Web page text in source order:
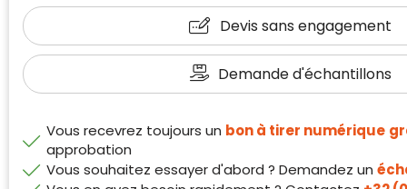
Devis sans engagement
Demande d'échantillons
Vous recevrez toujours un bon à tirer numérique
approbation
Vous souhaitez essayer d'abord ? Demandez un
van klanten voldoet.
Trustindex werkt samen met 137
beoordelingsplatforms om
websitebezoekers toegang te geven tot
echte, geverifieerde beoordelingen op één
Alleen beoordelingen die voldoen aan de
richtlijnen van Trustindex en waarvan
bewezen is dat ze spamvrij zijn worden door
Trustindex meet voortdurend de
beoordelingen. Minder dan 1% van de
ondervraagde klanten meldde een
probleem.